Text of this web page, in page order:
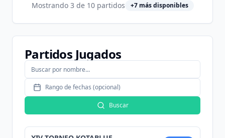
Mostrando 3 de 10partidos +7más disponibles
Partidos Jugados
Rango de fechas (opcional)
Buscar